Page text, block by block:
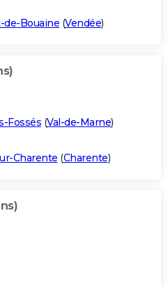
Bouaine (Vendée)
Fossés (Val-de-Marne)
Charente (Charente)